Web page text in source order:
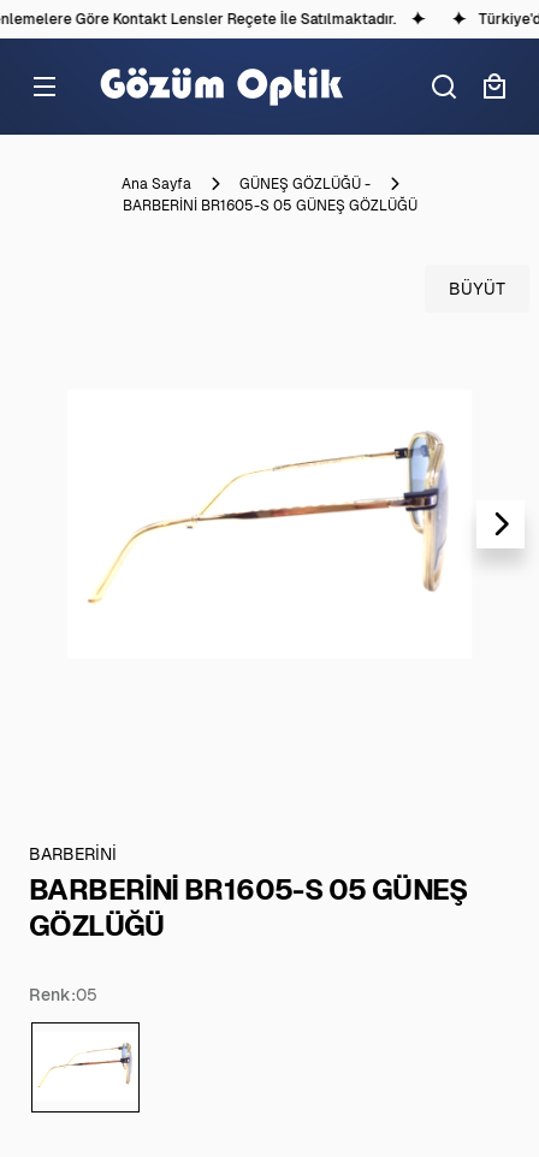
Göre Kontakt Lensler Reçete İle Satılmaktadır.
Ana Sayfa
GÜNEŞ GÖZLÜĞÜ -
BARBERİNİ BR1605-S 05 GÜNEŞ GÖZLÜĞÜ
BÜYÜT
BARBERİNİ
BARBERİNİ BR1605-S 05 GÜNEŞ
GÖZLÜĞÜ
Renk:05